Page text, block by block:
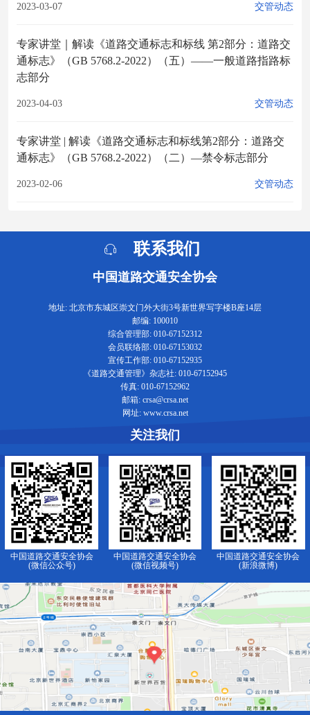
2023-03-07 交管动态
专家讲堂｜解读《道路交通标志和标线 第2部分：道路交
通标志》（GB 5768.2-2022）（五）——一般道路指路标
志部分
2023-04-03 交管动态
专家讲堂 | 解读《道路交通标志和标线第2部分：道路交
通标志》（GB 5768.2-2022）（二）—禁令标志部分
2023-02-06 交管动态
联系我们
中国道路交通安全协会
地址: 北京市东城区崇文门外大街3号新世界写字楼B座14层
邮编: 100010
综合管理部: 010-67152312
会员联络部: 010-67153032
宣传工作部: 010-67152935
《道路交通管理》杂志社: 010-67152945
传真: 010-67152962
邮箱: crsa@crsa.net
网址: www.crsa.net
关注我们
中国道路交通安全协会
(微信公众号)
中国道路交通安全协会
(微信视频号)
中国道路交通安全协会
(新浪微博)